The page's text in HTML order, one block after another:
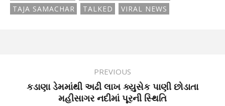
TAJA SAMACHAR
TALKED VIRAL NEWS
PREVIOUS
કડાણા ડેમમાંથી અઢી લાખ ક્યુસેક પાણી છોડાતા
મહીસાગર નદીમાં પૂરની સ્થિતિ